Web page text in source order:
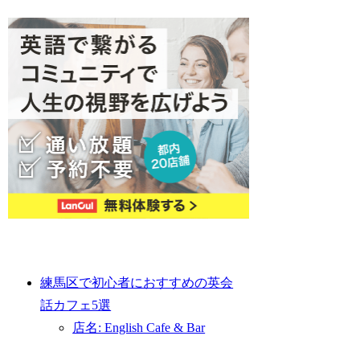
練馬区で初心者におすすめの英会
話カフェ5選
店名: English Cafe & Bar